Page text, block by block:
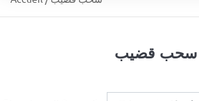
content
سحب قضيب